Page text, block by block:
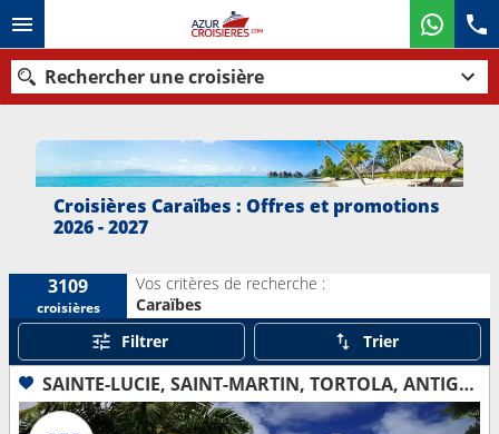
Rechercher une croisière
Nos destinations
Ports
Rechercher
Croisières Caraïbes : Offres et promotions
2026 - 2027
3109
croisières
Vos critères de recherche :
Caraïbes
Filtrer
Trier
SAINTE-LUCIE, SAINT-MARTIN, TORTOLA, ANTIGUA-ET-BARBUDA, DOMINIQUE, GUADELOUPE